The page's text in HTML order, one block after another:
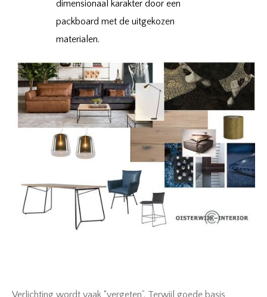
dimensionaal karakter door een
packboard met de uitgekozen
materialen.
Verlichting wordt vaak “vergeten”. Terwijl goede basis